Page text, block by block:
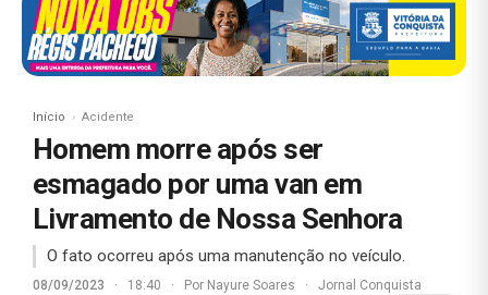
Início Acidente
Homem morre após ser
esmagado por uma van em
Livramento de Nossa Senhora
O fato ocorreu após uma manutenção no veículo.
08/09/2023 · 18:40 · Por Nayure Soares · Jornal Conquista